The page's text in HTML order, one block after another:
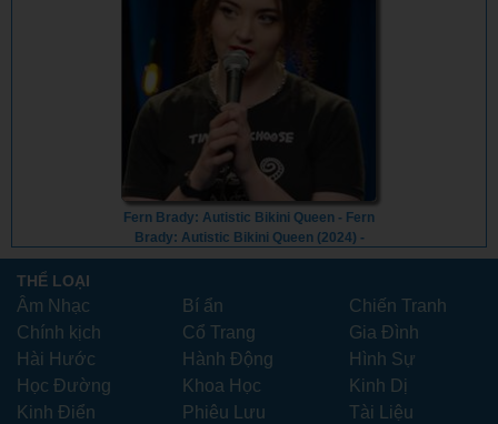
Fern Brady: Autistic Bikini Queen - Fern
Brady: Autistic Bikini Queen (2024) -
Vietsub
THỂ LOẠI
Âm Nhạc Bí ẩn
Chiến Tranh
Chính kịch
Cổ Trang
Gia Đình
Hài Hước
Hành Động
Hình Sự
Học Đường
Khoa Học
Kinh Dị
Kinh Điển
Phiêu Lưu
Tài Liệu